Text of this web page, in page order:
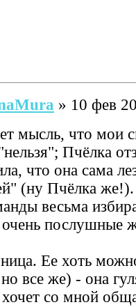
» 10 фев
мысль, что мои
Пчёлка
что она сама
(ну Пчёлка
весьма
очень послушные
Ее хоть
все же) - она
со мной